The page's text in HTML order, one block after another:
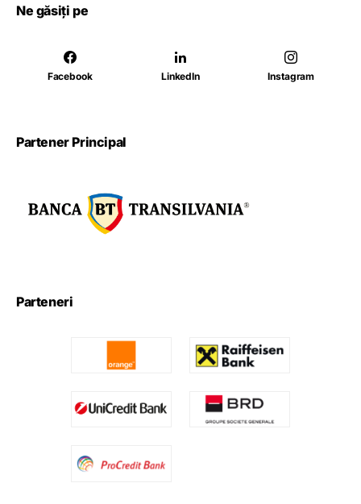
Ne găsiți pe
Facebook LinkedIn Instagram
Partener Principal
Parteneri